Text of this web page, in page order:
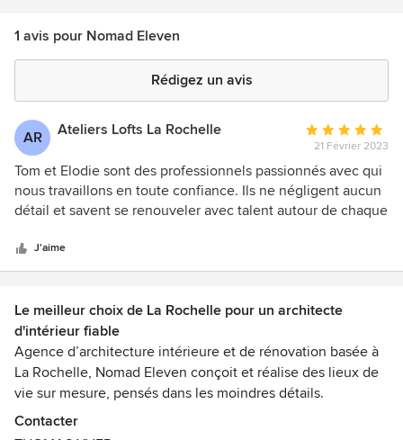
1 avis pour Nomad Eleven
Rédigez un avis
AR Ateliers Lofts La Rochelle
Note
moyenne
:
5
étoiles
21 Février 2023
Tom et Elodie sont des professionnels passionnés avec qui
nous travaillons en toute confiance. Ils ne négligent aucun
détail et savent se renouveler avec talent autour de chaque
bien identifiables ; leurs prestations sont qualitatives et
abouties. En résumé, une équipe pro, sympa et inspirante
J'aime
Le meilleur choix de La Rochelle pour un architecte
d'intérieur fiable
Agence d’architecture intérieure et de rénovation basée à
La Rochelle, Nomad Eleven conçoit et réalise des lieux de
vie sur mesure, pensés dans les moindres détails.
Nous accompagnons nos clients sur des projets de
Contacter